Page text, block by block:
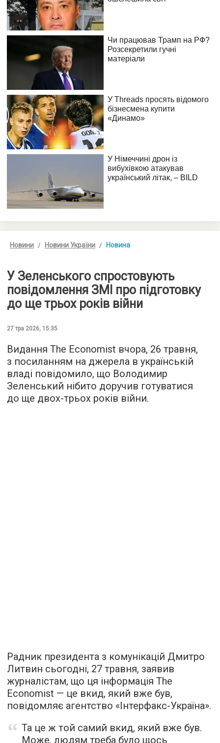
Новини Новини України Новина
У Зеленського спростовують
повідомлення ЗМІ про підготовку
до ще трьох років війни
27 тра 2026, 15:35
Видання The Economist вчора, 26 травня,
з посиланням на джерела в українській
владі повідомило, що Володимир
Зеленський нібито доручив готуватися
до ще двох-трьох років війни.
Радник президента з комунікацій Дмитро
Литвин сьогодні, 27 травня, заявив
журналістам, що ця інформація The
Economist — це вкид, який вже був,
повідомляє агентство «Інтерфакс-Україна».
Та це ж той самий вкид, який вже був.
Може, людям треба було щось